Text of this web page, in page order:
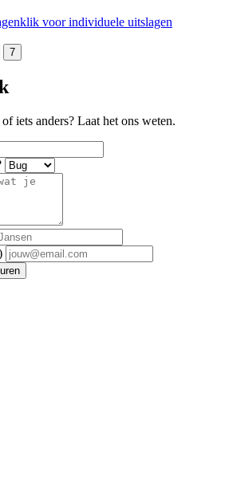
klik voor individuele uitslagen
7
iets anders? Laat het ons weten.